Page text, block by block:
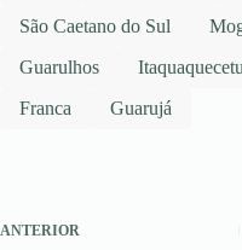
São Caetano do Sul
Guarulhos
Franca
Guarujá
ANTERIOR